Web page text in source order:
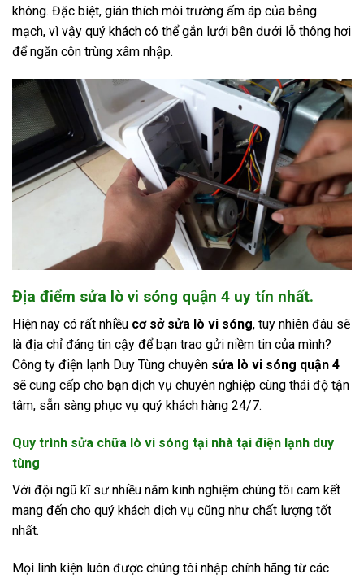
không. Đặc biệt, gián thích môi trường ấm áp của bảng
mạch, vì vậy quý khách có thể gắn lưới bên dưới lỗ thông hơi
để ngăn côn trùng xâm nhập.
Địa điểm sửa lò vi sóng quận 4 uy tín nhất.
Hiện nay có rất nhiều cơ sở sửa lò vi sóng, tuy nhiên đâu sẽ
là địa chỉ đáng tin cậy để bạn trao gửi niềm tin của mình?
Công ty điện lạnh Duy Tùng chuyên sửa lò vi sóng quận 4
sẽ cung cấp cho bạn dịch vụ chuyên nghiệp cùng thái độ tận
tâm, sẵn sàng phục vụ quý khách hàng 24/7.
Quy trình sửa chữa lò vi sóng tại nhà tại điện lạnh duy
tùng
Với đội ngũ kĩ sư nhiều năm kinh nghiệm chúng tôi cam kết
mang đến cho quý khách dịch vụ cũng như chất lượng tốt
nhất.
Mọi linh kiện luôn được chúng tôi nhập chính hãng từ các